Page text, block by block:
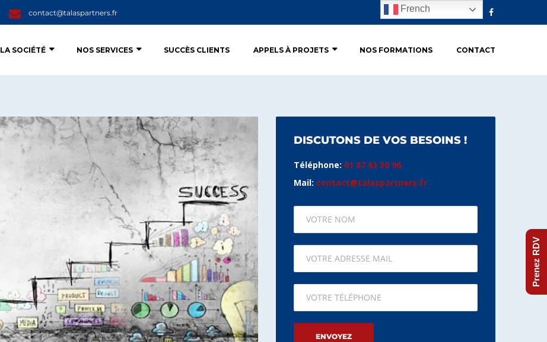
contact@talaspartners.fr
LA SOCIÉTÉ NOS SERVICES SUCCÈS CLIENTS APPELS À PROJETS NOS FORMATIONS CONTACT
DISCUTONS DE VOS BESOINS !
Téléphone: 01 87 63 30 96
Mail: contact@talaspartners.fr
Please leave this field empty.
French
Prenez RDV